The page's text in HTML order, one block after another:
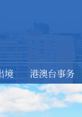
境 港澳台事务